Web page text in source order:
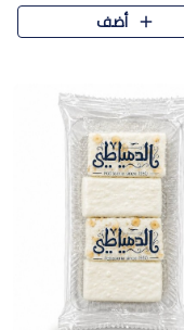
لتمنح مزيجًا متوازنًا
والقرمشة. ..
أضف